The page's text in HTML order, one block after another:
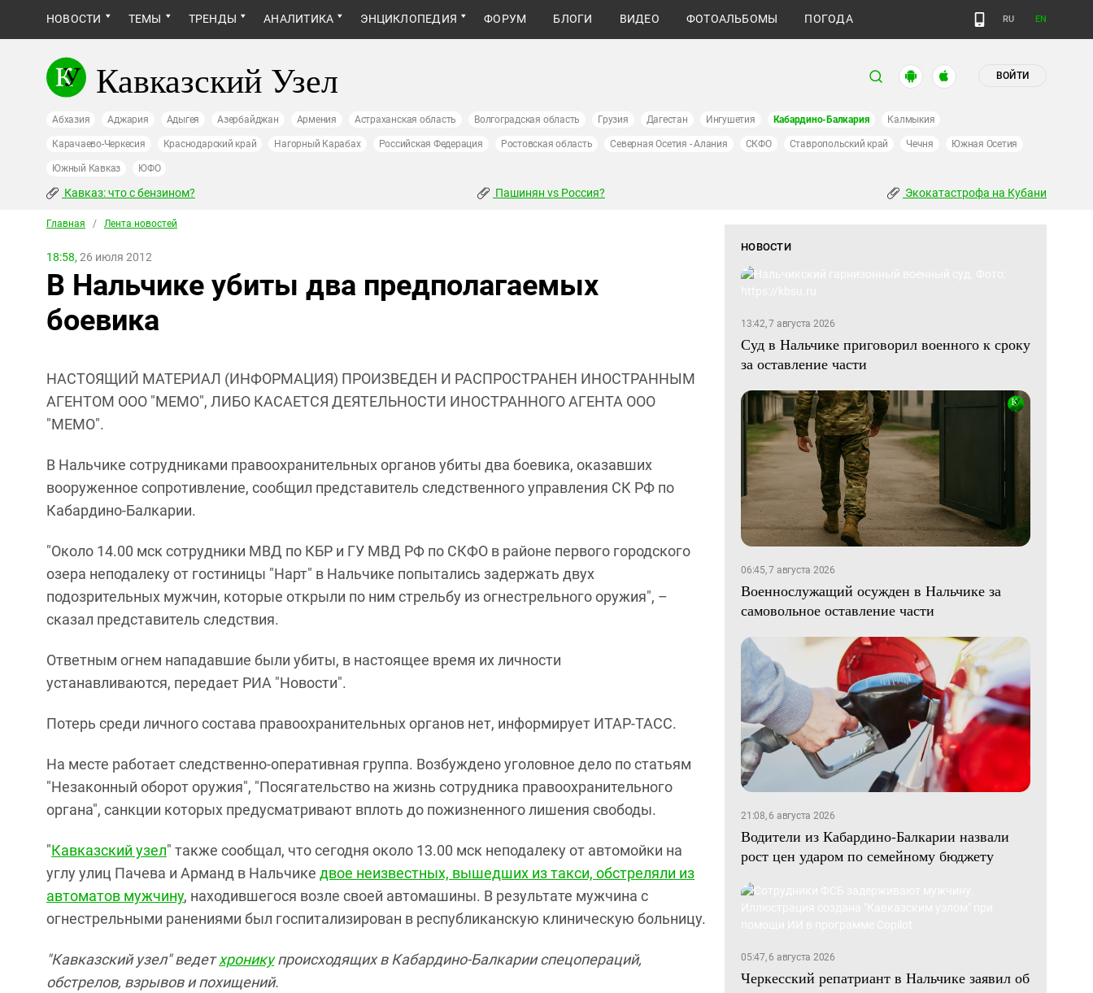
НОВОСТИ ТЕМЫ ТРЕНДЫ АНАЛИТИКА ЭНЦИКЛОПЕДИЯ ФОРУМ БЛОГИ ВИДЕО ФОТОАЛЬБОМЫ ПОГОДА RU EN
Кавказский Узел ВОЙТИ
Абхазия Аджария Адыгея Азербайджан Армения Астраханская область Волгоградская область Грузия Дагестан Ингушетия Кабардино-Балкария Калмыкия
Карачаево-Черкесия Краснодарский край Нагорный Карабах Российская Федерация Ростовская область Северная Осетия - Алания СКФО Ставропольский край Чечня Южная Осетия
Южный Кавказ ЮФО
Кавказ: что с бензином? Пашинян vs Россия? Экокатастрофа на Кубани
Главная / Лента новостей
18:58, 26 июля 2012
В Нальчике убиты два предполагаемых
боевика
НАСТОЯЩИЙ МАТЕРИАЛ (ИНФОРМАЦИЯ) ПРОИЗВЕДЕН И РАСПРОСТРАНЕН ИНОСТРАННЫМ
АГЕНТОМ ООО "МЕМО", ЛИБО КАСАЕТСЯ ДЕЯТЕЛЬНОСТИ ИНОСТРАННОГО АГЕНТА ООО
"МЕМО".
В Нальчике сотрудниками правоохранительных органов убиты два боевика, оказавших
вооруженное сопротивление, сообщил представитель следственного управления СК РФ по
Кабардино-Балкарии.
"Около 14.00 мск сотрудники МВД по КБР и ГУ МВД РФ по СКФО в районе первого городского
озера неподалеку от гостиницы "Нарт" в Нальчике попытались задержать двух
подозрительных мужчин, которые открыли по ним стрельбу из огнестрельного оружия", –
сказал представитель следствия.
Ответным огнем нападавшие были убиты, в настоящее время их личности
устанавливаются, передает РИА "Новости".
Потерь среди личного состава правоохранительных органов нет, информирует ИТАР-ТАСС.
На месте работает следственно-оперативная группа. Возбуждено уголовное дело по статьям
"Незаконный оборот оружия", "Посягательство на жизнь сотрудника правоохранительного
органа", санкции которых предусматривают вплоть до пожизненного лишения свободы.
"Кавказский узел" также сообщал, что сегодня около 13.00 мск неподалеку от автомойки на
углу улиц Пачева и Арманд в Нальчике двое неизвестных, вышедших из такси, обстреляли из
автоматов мужчину, находившегося возле своей автомашины. В результате мужчина с
огнестрельными ранениями был госпитализирован в республиканскую клиническую больницу.
"Кавказский узел" ведетхроникупроисходящих в Кабардино-Балкарии спецопераций,
обстрелов, взрывов и похищений.
НОВОСТИ
13:42, 7 августа 2026
Суд в Нальчике приговорил военного к сроку
за оставление части
06:45, 7 августа 2026
Военнослужащий осужден в Нальчике за
самовольное оставление части
21:08, 6 августа 2026
Водители из Кабардино-Балкарии назвали
рост цен ударом по семейному бюджету
05:47, 6 августа 2026
Черкесский репатриант в Нальчике заявил об